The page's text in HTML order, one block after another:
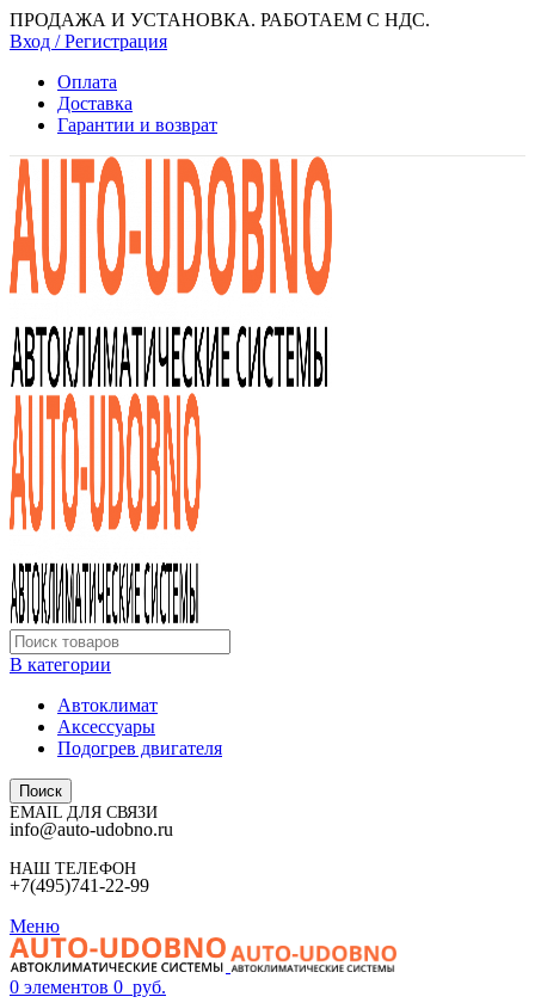
ПРОДАЖА И УСТАНОВКА. РАБОТАЕМ С НДС.
Вход / Регистрация
Оплата
Доставка
Гарантии и возврат
В категории
Автоклимат
Аксессуары
Подогрев двигателя
Поиск
EMAIL ДЛЯ СВЯЗИ
info@auto-udobno.ru
НАШ ТЕЛЕФОН
+7(495)741-22-99
Меню
0 элементов 0 руб.